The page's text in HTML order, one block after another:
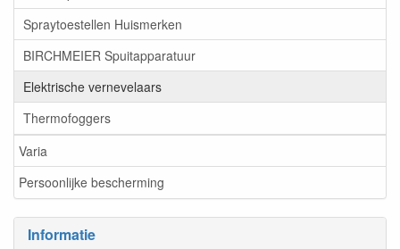
Spraytoestellen Huismerken
BIRCHMEIER Spuitapparatuur
Elektrische vernevelaars
Thermofoggers
Varia
Persoonlijke bescherming
Informatie